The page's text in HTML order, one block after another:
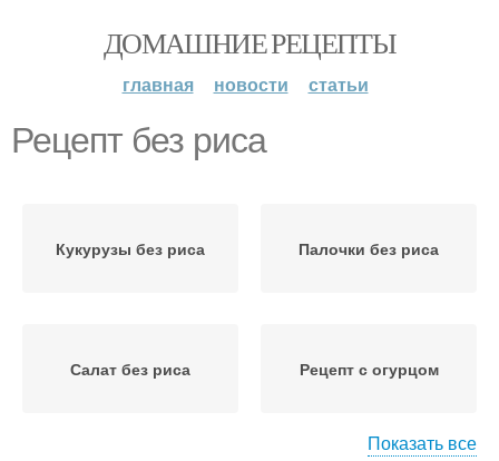
ДОМАШНИЕ РЕЦЕПТЫ
главная новости статьи
Рецепт без риса
Кукурузы без риса Палочки без риса
Салат без риса Рецепт с огурцом
Показать все